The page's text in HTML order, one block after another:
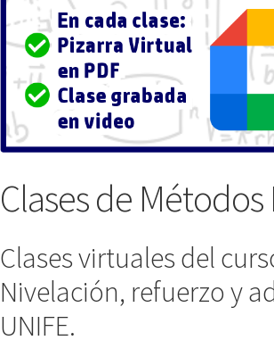
Clases de
Clases virtuales del
Nivelación, refuerzo y
UNIFE.